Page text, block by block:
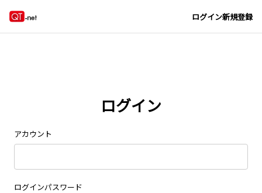
ログイン新規登録
ログイン
アカウント
ログインパスワード